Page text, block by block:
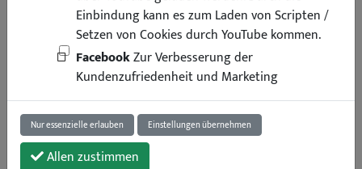
Einbindung kann es zum Laden von Scripten /
Setzen von Cookies durch YouTube kommen.
FacebookZur Verbesserung der
Kundenzufriedenheit und Marketing
Nur essenzielle erlauben Einstellungen übernehmen
Allen zustimmen